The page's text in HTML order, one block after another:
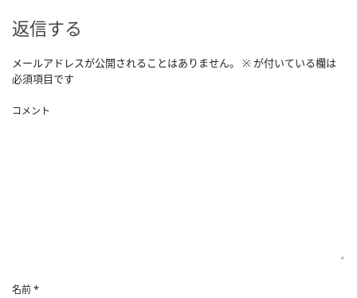
返信する
メールアドレスが公開されることはありません。 ※ が付いている欄は
必須項目です
コメント
名前*